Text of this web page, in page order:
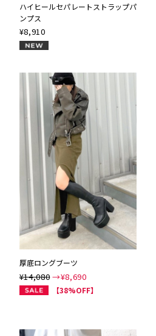
ハイヒールセパレートストラップパ
ンプス
¥8,910
厚底ロングブーツ
¥14,080→¥8,690
【38%OFF】